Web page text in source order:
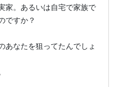
家。あるいは自宅で家族で
ですか？
あなたを狙ってたんでしょ